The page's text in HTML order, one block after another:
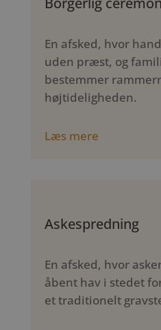
En afsked, hvor
uden præst, og
bestemmer
højtideligheden.
Læs mere
Askespredning
En afsked, hvor
åbent hav i stedet
et traditionelt